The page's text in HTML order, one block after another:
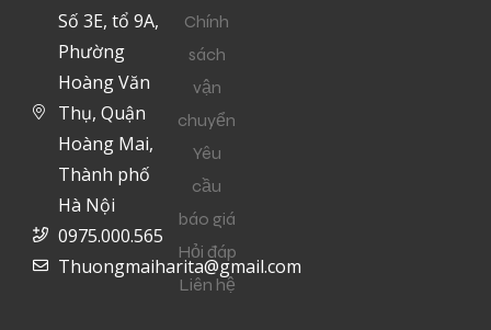
Số 3E, tổ 9A,
Phường
Hoàng Văn
Thụ, Quận
Hoàng Mai,
Thành phố
Hà Nội
0975.000.565
Thuongmaiharita@gmail.com
Chính
sách
vận
chuyển
Yêu
cầu
báo giá
Hỏi đáp
Liên hệ